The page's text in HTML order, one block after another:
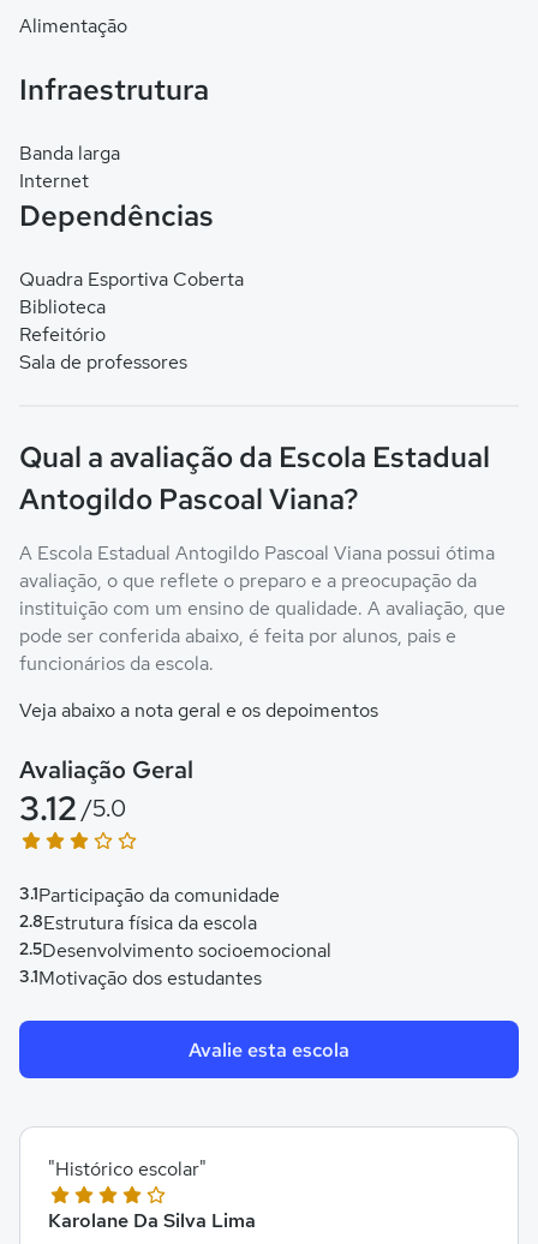
Alimentação
Infraestrutura
Banda larga
Internet
Dependências
Quadra Esportiva Coberta
Biblioteca
Refeitório
Sala de professores
Qual a avaliação da Escola Estadual
Antogildo Pascoal Viana?
A Escola Estadual Antogildo Pascoal Viana possui ótima
avaliação, o que reflete o preparo e a preocupação da
instituição com um ensino de qualidade. A avaliação, que
pode ser conferida abaixo, é feita por alunos, pais e
funcionários da escola.
Veja abaixo a nota geral e os depoimentos
Avaliação Geral
3.12 /5.0
3.1Participação da comunidade
2.8Estrutura física da escola
2.5Desenvolvimento socioemocional
3.1Motivação dos estudantes
Avalie esta escola
Karolane Da Silva Lima
"Histórico escolar"